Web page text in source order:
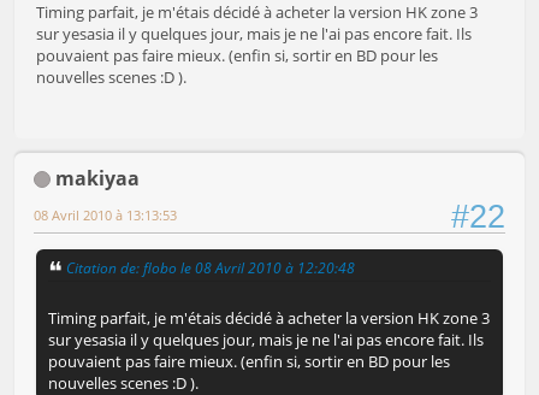
Timing parfait, je m'étais décidé à acheter la version HK zone 3
sur yesasia il y quelques jour, mais je ne l'ai pas encore fait. Ils
pouvaient pas faire mieux. (enfin si, sortir en BD pour les
nouvelles scenes :D ).
makiyaa
#22
08 Avril 2010 à 13:13:53
Citation de: flobo le 08 Avril 2010 à 12:20:48
Timing parfait, je m'étais décidé à acheter la version HK zone 3
sur yesasia il y quelques jour, mais je ne l'ai pas encore fait. Ils
pouvaient pas faire mieux. (enfin si, sortir en BD pour les
nouvelles scenes :D ).